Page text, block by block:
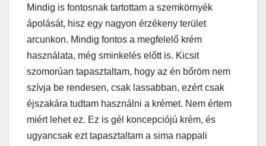
Mindig is fontosnak tartottam a szemkörnyék
ápolását, hisz egy nagyon érzékeny terület
arcunkon. Mindig fontos a megfelelő krém
használata, még sminkelés előtt is. Kicsit
szomorúan tapasztaltam, hogy az én bőröm nem
szívja be rendesen, csak lassabban, ezért csak
éjszakára tudtam használni a krémet. Nem értem
miért lehet ez. Ez is gél koncepciójú krém, és
ugyancsak ezt tapasztaltam a sima nappali